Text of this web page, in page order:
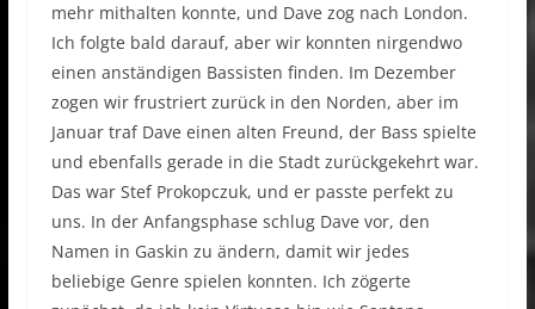
mehr mithalten konnte, und Dave zog nach London.
Ich folgte bald darauf, aber wir konnten nirgendwo
einen anständigen Bassisten finden. Im Dezember
zogen wir frustriert zurück in den Norden, aber im
Januar traf Dave einen alten Freund, der Bass spielte
und ebenfalls gerade in die Stadt zurückgekehrt war.
Das war Stef Prokopczuk, und er passte perfekt zu
uns. In der Anfangsphase schlug Dave vor, den
Namen in Gaskin zu ändern, damit wir jedes
beliebige Genre spielen konnten. Ich zögerte